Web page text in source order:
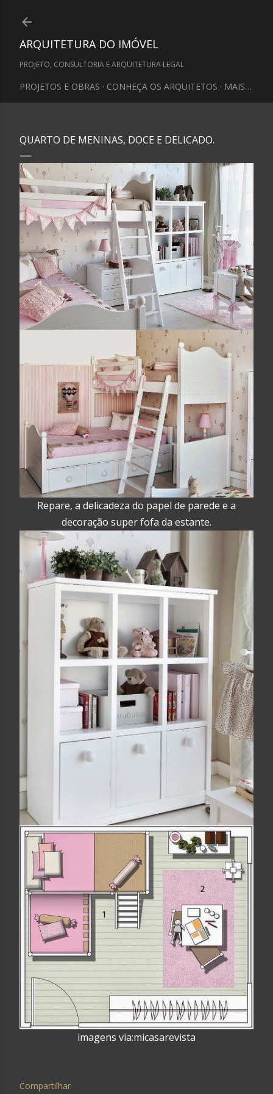
ARQUITETURA DO IMÓVEL
PROJETO, CONSULTORIA E ARQUITETURA LEGAL
PROJETOS E OBRAS CONHEÇA OS ARQUITETOS MAIS…
QUARTO DE MENINAS, DOCE E DELICADO.
Repare, a delicadeza do papel de parede e a
decoração super fofa da estante.
imagens via:micasarevista
Compartilhar